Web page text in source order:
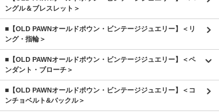
ングル＆ブレスレット＞
■【OLD PAWNオールドポウン・ビンテージジュエリー】＜リ
ング・指輪＞
■【OLD PAWNオールドポウン・ビンテージジュエリー】＜ペ
ンダント・ブローチ＞
■【OLD PAWNオールドポウン・ビンテージジュエリー】＜コ
ンチョベルト&バックル＞